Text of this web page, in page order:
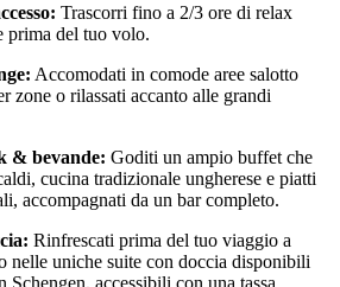
Trascorri fino a 2/3 ore di relax
prima del tuo volo.
Accomodati in comode aree salotto
zone o rilassati accanto alle grandi
& bevande: Goditi un ampio buffet che
cucina tradizionale ungherese e piatti
accompagnati da un bar completo.
Rinfrescati prima del tuo viaggio a
nelle uniche suite con doccia disponibili
Schengen, accessibili con una tassa